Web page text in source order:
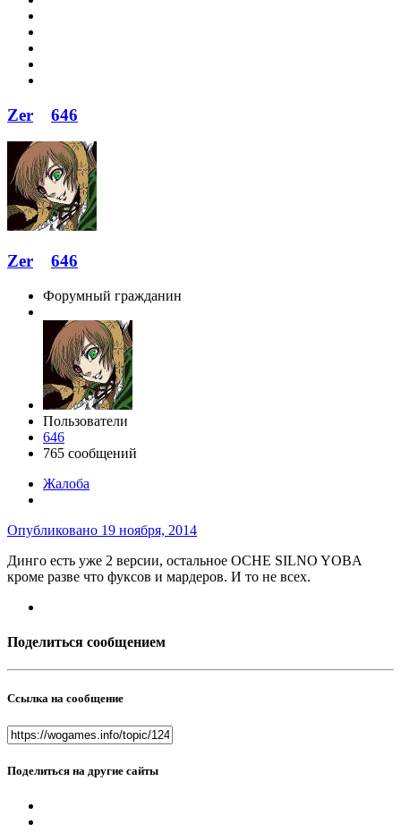
Zer 646
Zer 646
Форумный гражданин
Пользователи
646
765 сообщений
Жалоба
Опубликовано 19 ноября, 2014
Динго есть уже 2 версии, остальное OCHE SILNO YOBA
кроме разве что фуксов и мардеров. И то не всех.
Поделиться сообщением
Ссылка на сообщение
Поделиться на другие сайты